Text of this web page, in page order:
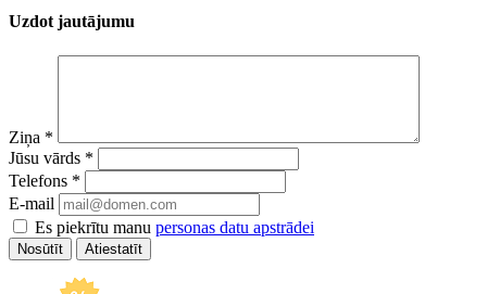
Uzdot jautājumu
Ziņa *
Jūsu vārds *
Telefons *
E-mail
Es piekrītu manu personas datu apstrādei
Atiestatīt